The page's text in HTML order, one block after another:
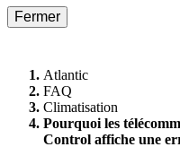
Fermer
Atlantic
FAQ
Climatisation
Pourquoi les
Control affiche une